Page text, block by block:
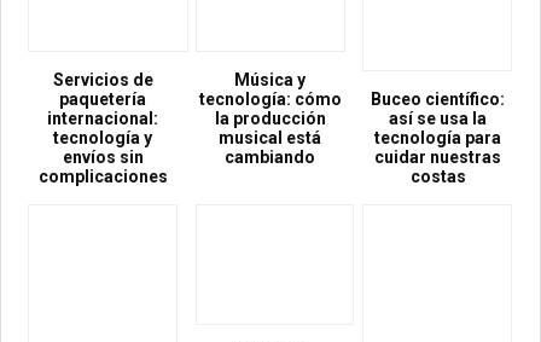
Servicios de
paquetería
internacional:
tecnología y
envíos sin
complicaciones
Música y
tecnología: cómo
la producción
musical está
cambiando
Buceo científico:
así se usa la
tecnología para
cuidar nuestras
costas